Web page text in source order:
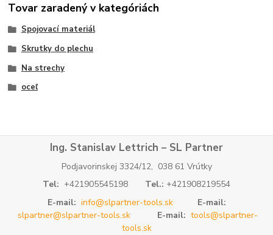
Tovar zaradený v kategóriách
Spojovací materiál
Skrutky do plechu
Na strechy
oceľ
Ing. Stanislav Lettrich – SL Partner
Podjavorinskej 3324/12, 038 61 Vrútky
Tel: +421905545198 Tel.: +421908219554
E-mail: info@slpartner-tools.sk
E-mail:
slpartner@slpartner-tools.sk
E-mail: tools@slpartner-
tools.sk